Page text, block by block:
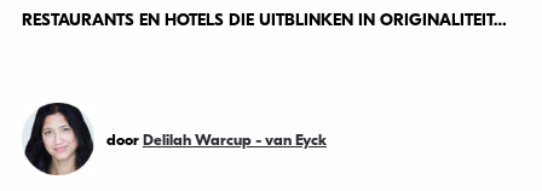
RESTAURANTS EN HOTELS DIE UITBLINKEN IN ORIGINALITEIT…
door Delilah Warcup - van Eyck